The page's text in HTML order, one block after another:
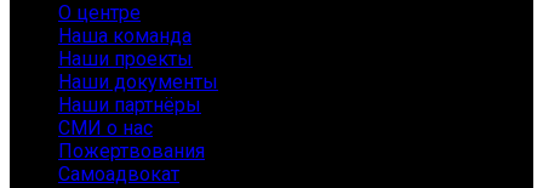
О центре
Наша команда
Наши проекты
Наши документы
Наши партнёры
СМИ о нас
Пожертвования
Самоадвокат